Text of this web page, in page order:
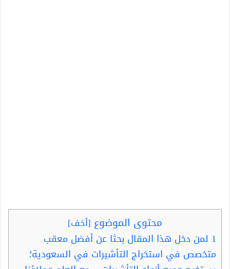
محتوى الموضوع [أخف]
1 لمن دخل هذا المقال بحثا عن أفضل معقب
متخصص في استخراج التأشيرات في السعودية؛